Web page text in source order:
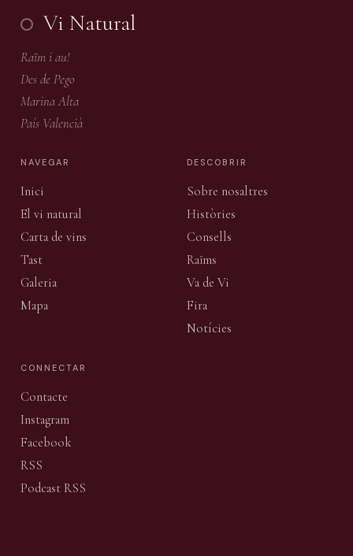
Vi Natural
Raïm i au!
Des de Pego
Marina Alta
País Valencià
NAVEGAR
Inici
El vi natural
Carta de vins
Tast
Galeria
Mapa
DESCOBRIR
Sobre nosaltres
Històries
Consells
Raïms
Va de Vi
Fira
Notícies
CONNECTAR
Contacte
Instagram
Facebook
RSS
Podcast RSS